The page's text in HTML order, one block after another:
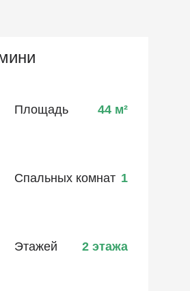
Площадь 44 м²
Спальных комнат 1
Этажей 2 этажа